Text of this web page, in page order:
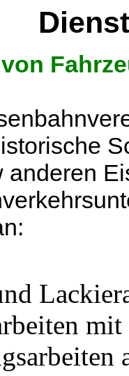
anderen